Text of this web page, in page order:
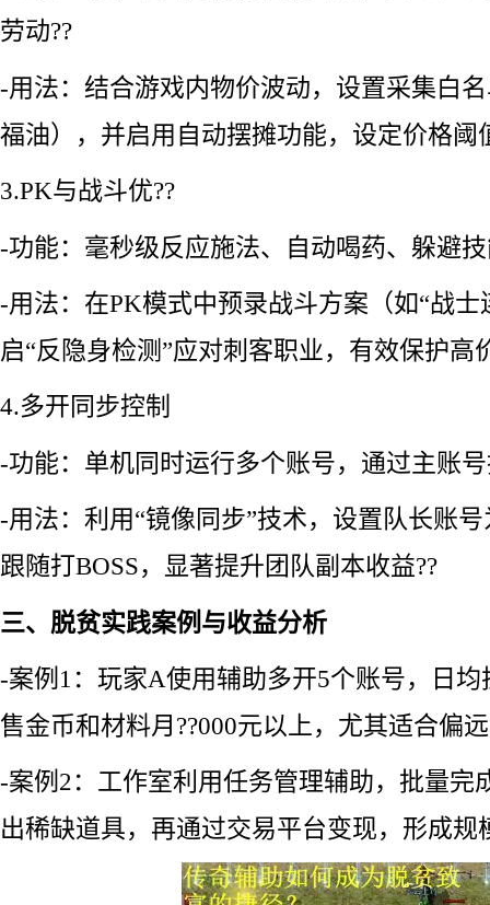
劳动??
-用法：结合游戏内物价波动，设置采集白
福油），并启用自动摆摊功能，设定价格阈
3.PK与战斗优??
-功能：毫秒级反应施法、自动喝药、躲避
-用法：在PK模式中预录战斗方案（如“战士
启“反隐身检测”应对刺客职业，有效保护高
4.多开同步控制
-功能：单机同时运行多个账号，通过主账
-用法：利用“镜像同步”技术，设置队长账
跟随打BOSS，显著提升团队副本收益??
三、脱贫实践案例与收益分析
-案例1：玩家A使用辅助多开5个账号，日
售金币和材料月??000元以上，尤其适合偏
-案例2：工作室利用任务管理辅助，批量完
出稀缺道具，再通过交易平台变现，形成规